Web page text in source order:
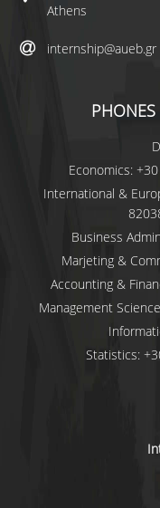
Athens
internship@aueb.gr
PHONES
Economics:
International &
Business
Marjeting &
Accounting &
Management
Statistics: